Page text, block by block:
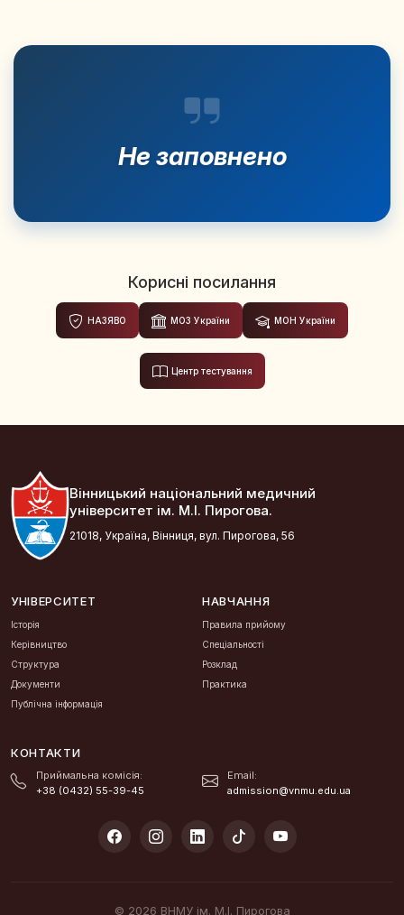
Не заповнено
Корисні посилання
НАЗЯВО МОЗ України МОН України
Центр тестування
Вінницький національний медичний
університет ім. М.І. Пирогова.
21018, Україна, Вінниця, вул. Пирогова, 56
УНІВЕРСИТЕТ
Історія
Керівництво
Структура
Документи
Публічна інформація
НАВЧАННЯ
Правила прийому
Спеціальності
Розклад
Практика
КОНТАКТИ
Приймальна комісія:
+38 (0432) 55-39-45
Email:
admission@vnmu.edu.ua
© 2026 ВНМУ ім. М.І. Пирогова